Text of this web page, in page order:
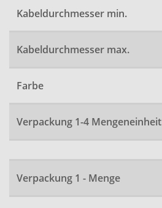
Kabeldurchmesser min.
Kabeldurchmesser max.
Farbe
Verpackung 1-4 Mengeneinheit
Verpackung 1 - Menge